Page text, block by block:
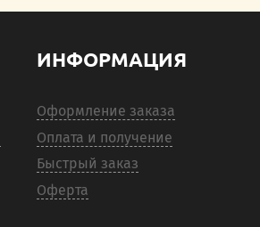
ИНФОРМАЦИЯ
Оформление заказа
Оплата и получение
Быстрый заказ
Оферта